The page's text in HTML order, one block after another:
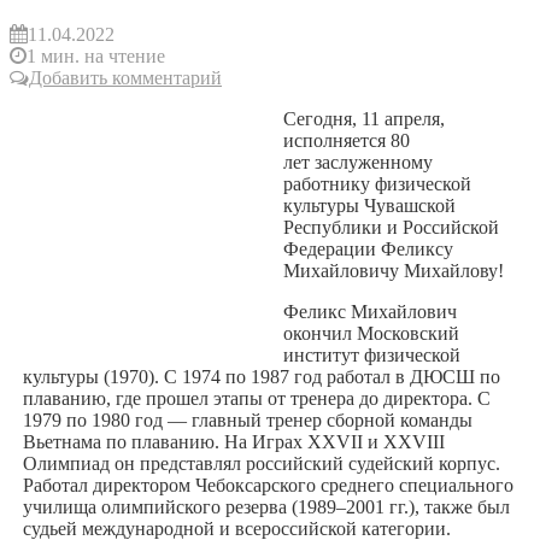
11.04.2022
1 мин. на чтение
Добавить комментарий
Сегодня, 11 апреля,
исполняется 80
лет заслуженному
работнику физической
культуры Чувашской
Республики и Российской
Федерации Феликсу
Михайловичу Михайлову!
Феликс Михайлович
окончил Московский
институт физической
культуры (1970). С 1974 по 1987 год работал в ДЮСШ по
плаванию, где прошел этапы от тренера до директора. С
1979 по 1980 год — главный тренер сборной команды
Вьетнама по плаванию. На Играх XXVII и XXVIII
Олимпиад он представлял российский судейский корпус.
Работал директором Чебоксарского среднего специального
училища олимпийского резерва (1989–2001 гг.), также был
судьей международной и всероссийской категории.